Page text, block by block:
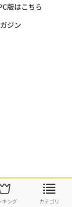
キング カテゴリ
版はこちら
ジン